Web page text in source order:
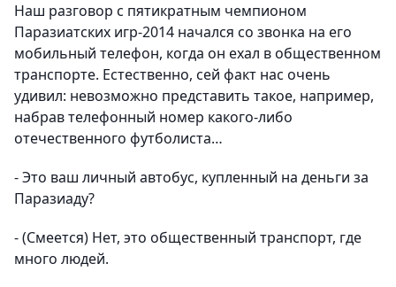
Наш разговор с пятикратным чемпионом
Паразиатских игр-2014 начался со звонка на его
мобильный телефон, когда он ехал в общественном
транспорте. Естественно, сей факт нас очень
удивил: невозможно представить такое, например,
набрав телефонный номер какого-либо
отечественного футболиста…
- Это ваш личный автобус, купленный на деньги за
Паразиаду?
-(Смеется) Нет, это общественный транспорт, где
много людей.